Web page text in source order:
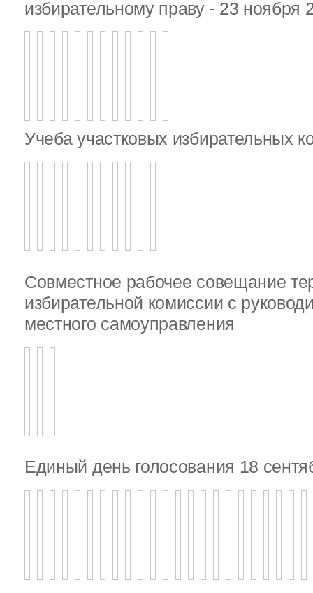
избирательному праву - 23 ноября
Учеба участковых избирательных
Совместное рабочее совещание
избирательной комиссии с
местного самоуправления
Единый день голосования 18